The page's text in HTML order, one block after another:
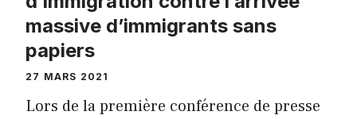
massive d’immigrants sans
papiers
27 MARS 2021
Lors de la première conférence de presse